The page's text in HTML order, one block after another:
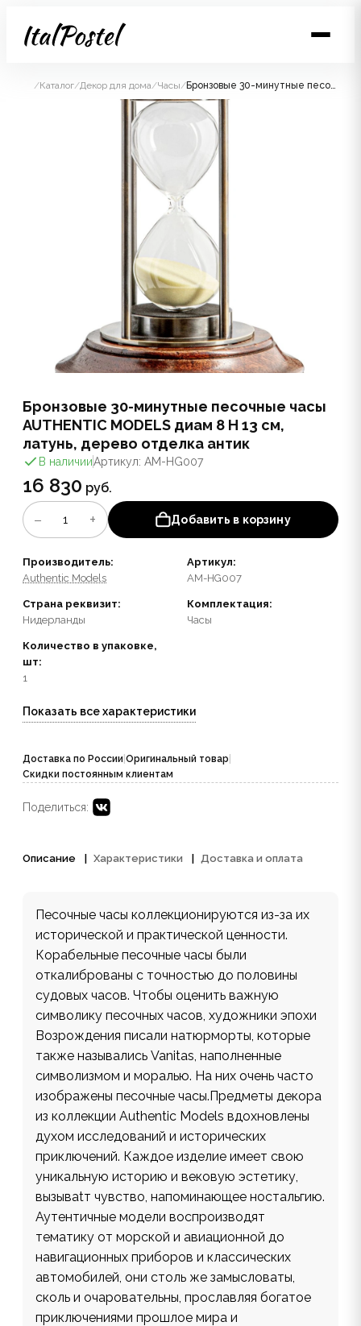
/Каталог/Декор для дома/Часы/ Бронзовые 30-минутные песочные часы AUTHENTIC MODELS диам 8 Н 13 см, латунь, дерево отделка антик
Бронзовые 30-минутные песочные часы
AUTHENTIC MODELS диам 8 Н 13 см,
латунь, дерево отделка антик
В наличииАртикул: AM-HG007
16 830 руб.
− 1 + Добавить в корзину
Производитель:
Authentic Models
Артикул:
AM-HG007
Страна реквизит:
Нидерланды
Комплектация:
Часы
Количество в упаковке,
шт:
1
Показать все характеристики
Доставка по России Оригинальный товар
Скидки постоянным клиентам
Поделиться:
Описание Характеристики Доставка и оплата
Песочные часы коллекционируются из-за их
исторической и практической ценности.
Корабельные песочные часы были
откалиброваны с точностью до половины
судовых часов. Чтобы оценить важную
символику песочных часов, художники эпохи
Возрождения писали натюрморты, которые
также назывались Vanitas, наполненные
символизмом и моралью. На них очень часто
изображены песочные часы.Предметы декора
из коллекции Authentic Models вдохновлены
духом исследований и исторических
приключений. Каждое изделие имеет свою
уникальную историю и вековую эстетику,
вызываtт чувство, напоминающее ностальгию.
Аутентичные модели воспроизводят
тематику от морской и авиационной до
навигационных приборов и классических
автомобилей, они столь же замысловаты,
сколь и очаровательны, прославляя богатое
приключениями прошлое мира и